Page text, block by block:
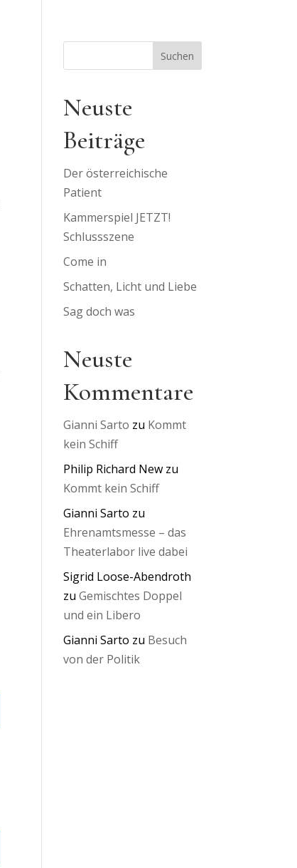
Suchen
Neuste
Beiträge
Der österreichische
Patient
Kammerspiel JETZT!
Schlussszene
Come in
Schatten, Licht und Liebe
Sag doch was
Neuste
Kommentare
Gianni Sarto zu Kommt
kein Schiff
Philip Richard New zu
Kommt kein Schiff
Gianni Sarto zu
Ehrenamtsmesse – das
Theaterlabor live dabei
Sigrid Loose-Abendroth
zuGemischtes Doppel
und ein Libero
Gianni Sarto zu Besuch
von der Politik